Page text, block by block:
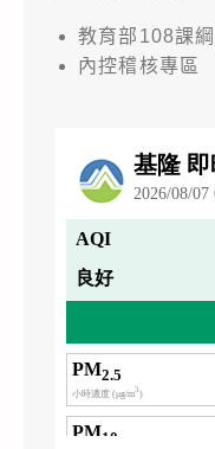
教育部108課
內控稽核專區